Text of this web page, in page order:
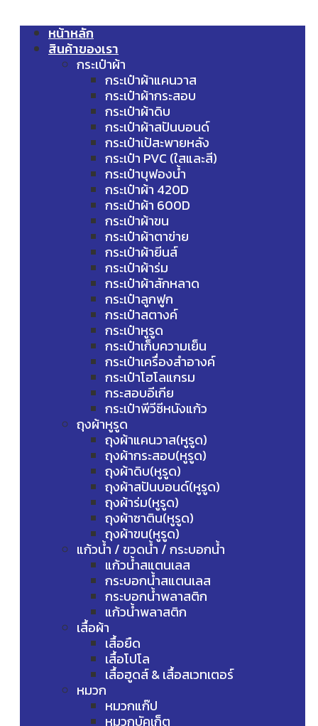
หน้าหลัก
สินค้าของเรา
กระเป๋าผ้า
กระเป๋าผ้าแคนวาส
กระเป๋าผ้ากระสอบ
กระเป๋าผ้าดิบ
กระเป๋าผ้าสปันบอนด์
กระเป๋าเป้สะพายหลัง
กระเป๋า PVC (ใสและสี)
กระเป๋าบุฟองน้ำ
กระเป๋าผ้า 420D
กระเป๋าผ้า 600D
กระเป๋าผ้าขน
กระเป๋าผ้าตาข่าย
กระเป๋าผ้ายีนส์
กระเป๋าผ้าร่ม
กระเป๋าผ้าสักหลาด
กระเป๋าลูกฟูก
กระเป๋าสตางค์
กระเป๋าหูรูด
กระเป๋าเก็บความเย็น
กระเป๋าเครื่องสำอางค์
กระเป๋าโฮโลแกรม
กระสอบอีเกีย
กระเป๋าพีวีซีหนังแก้ว
ถุงผ้าหูรูด
ถุงผ้าแคนวาส(หูรูด)
ถุงผ้ากระสอบ(หูรูด)
ถุงผ้าดิบ(หูรูด)
ถุงผ้าสปันบอนด์(หูรูด)
ถุงผ้าร่ม(หูรูด)
ถุงผ้าซาติน(หูรูด)
ถุงผ้าขน(หูรูด)
แก้วน้ำ / ขวดน้ำ / กระบอกน้ำ
แก้วน้ำสแตนเลส
กระบอกน้ำสแตนเลส
กระบอกน้ำพลาสติก
แก้วน้ำพลาสติก
เสื้อผ้า
เสื้อยืด
เสื้อโปโล
เสื้อฮูดส์ & เสื้อสเวทเตอร์
หมวก
หมวกแก๊ป
หมวกบัคเก็ต